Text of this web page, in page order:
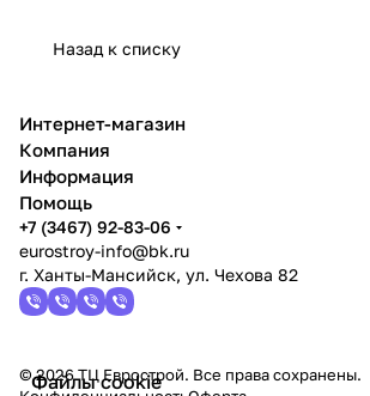
Назад к списку
Файлы cookie
Интернет-магазин
Компания
Информация
Помощь
+7 (3467) 92-83-06
eurostroy-info@bk.ru
г. Ханты-Мансийск, ул. Чехова 82
© 2026 ТЦ Еврострой. Все права сохранены.